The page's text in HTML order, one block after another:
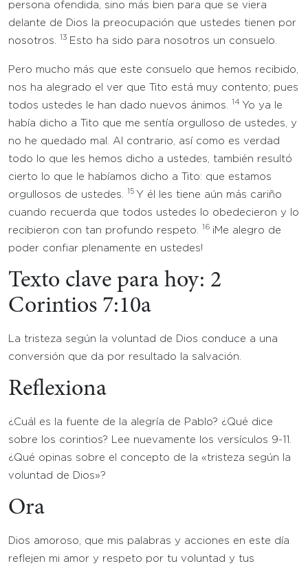
persona ofendida, sino más bien para que se viera
delante de Dios la preocupación que ustedes tienen por
nosotros.
13 Esto ha sido para nosotros un consuelo.
Pero mucho más que este consuelo que hemos recibido,
nos ha alegrado el ver que Tito está muy contento; pues
todos ustedes le han dado nuevos ánimos.
14 Yo ya le
había dicho a Tito que me sentía orgulloso de ustedes, y
no he quedado mal. Al contrario, así como es verdad
todo lo que les hemos dicho a ustedes, también resultó
cierto lo que le habíamos dicho a Tito: que estamos
orgullosos de ustedes.
15 Y él les tiene aún más cariño
cuando recuerda que todos ustedes lo obedecieron y lo
recibieron con tan profundo respeto.
16 ¡Me alegro de
poder confiar plenamente en ustedes!
Texto clave para hoy: 2
Corintios 7:10a
La tristeza según la voluntad de Dios conduce a una
conversión que da por resultado la salvación.
Reflexiona
¿Cuál es la fuente de la alegría de Pablo? ¿Qué dice
sobre los corintios? Lee nuevamente los versículos 9-11.
¿Qué opinas sobre el concepto de la «tristeza según la
voluntad de Dios»?
Ora
Dios amoroso, que mis palabras y acciones en este día
reflejen mi amor y respeto por tu voluntad y tus